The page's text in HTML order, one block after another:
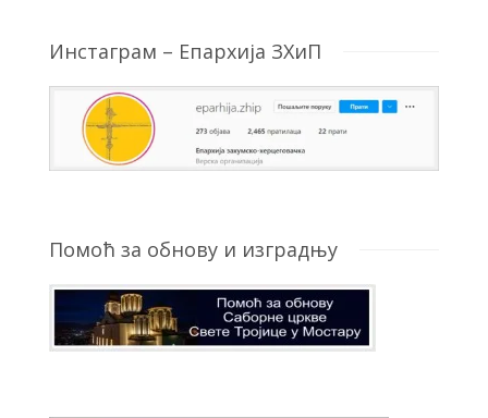
Инстаграм – Епархија ЗХиП
Помоћ за обнову и изградњу